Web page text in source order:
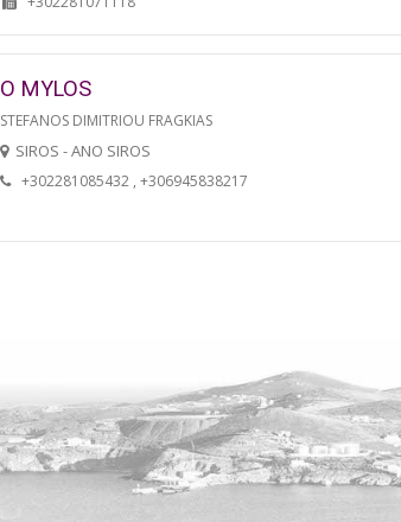
O MYLOS
STEFANOS DIMITRIOU FRAGKIAS
SIROS - ANO SIROS
+302281085432 , +306945838217